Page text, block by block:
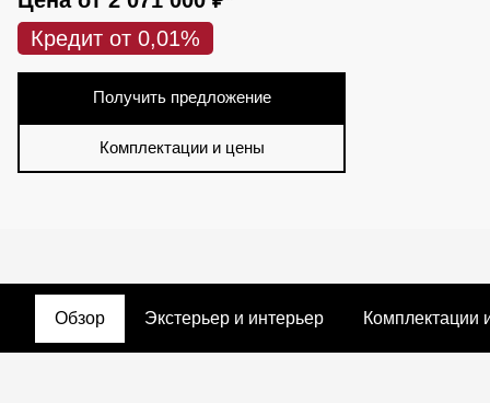
Кредит от 0,01%
Получить предложение
Комплектации и цены
Обзор Экстерьер и интерьер Комплектации